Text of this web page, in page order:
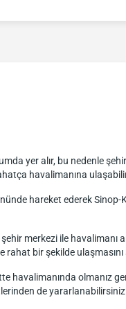
yer alır, bu nedenle
havalimanına
hareket ederek
merkezi ile havalimanı
rahat bir şekilde ulaşmasını
olmanız
de